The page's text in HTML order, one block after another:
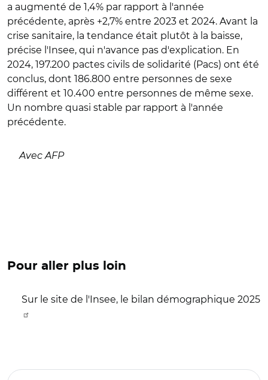
a augmenté de 1,4% par rapport à l'année
précédente, après +2,7% entre 2023 et 2024. Avant la
crise sanitaire, la tendance était plutôt à la baisse,
précise l'Insee, qui n'avance pas d'explication. En
2024, 197.200 pactes civils de solidarité (Pacs) ont été
conclus, dont 186.800 entre personnes de sexe
différent et 10.400 entre personnes de même sexe.
Un nombre quasi stable par rapport à l'année
précédente.
Avec AFP
Pour aller plus loin
Sur le site de l'Insee, le bilan démographique 2025